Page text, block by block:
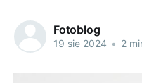
Fotoblog
19 sie 2024 • 2